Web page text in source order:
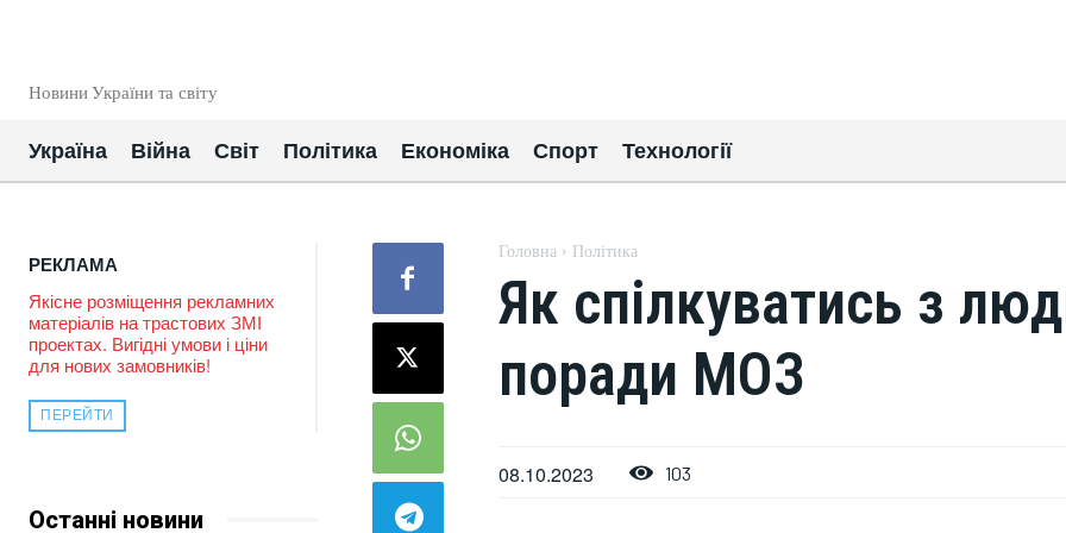
Новини України та світу
Україна Війна Світ Політика Економіка Спорт Технології
РЕКЛАМА
Якісне розміщення рекламних
матеріалів на трастових ЗМІ
проектах. Вигідні умови і ціни
для нових замовників!
ПЕРЕЙТИ
Останні новини
Головна Політика
Як спілкуватись з
поради МОЗ
08.10.2023 103